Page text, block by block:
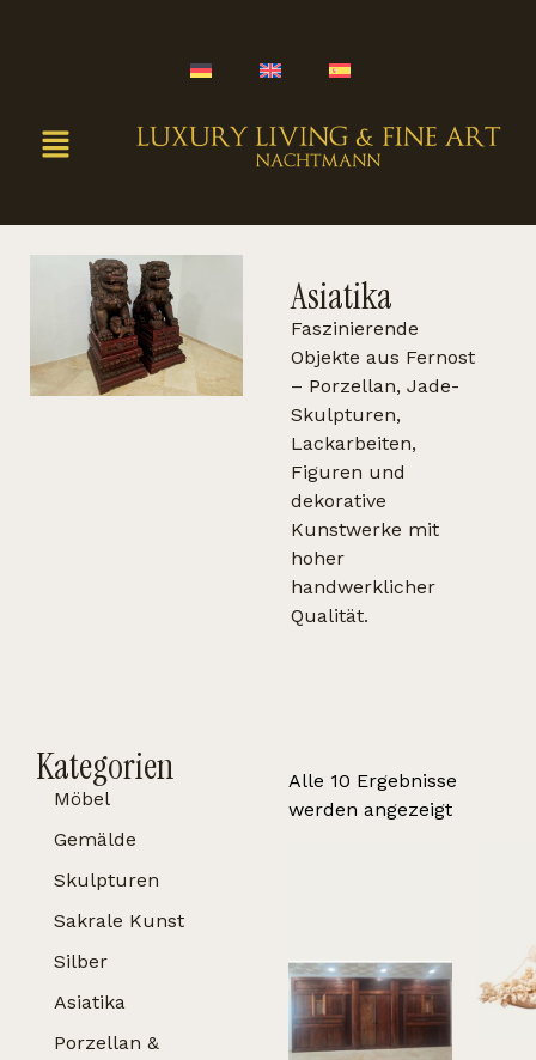
Asiatika
Faszinierende
Objekte aus Fernost
– Porzellan, Jade-
Skulpturen,
Lackarbeiten,
Figuren und
dekorative
Kunstwerke mit
hoher
handwerklicher
Qualität.
Kategorien
Möbel
Gemälde
Skulpturen
Sakrale Kunst
Silber
Asiatika
Porzellan &
Alle 10 Ergebnisse
werden angezeigt